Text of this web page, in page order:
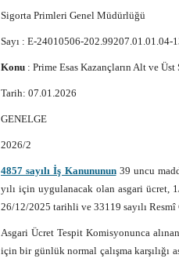
Sigorta Primleri Genel Müdürlüğü
Sayı : E-24010506-202.99207.01.01.04-
Konu : Prime Esas Kazançların Alt ve Üst
Tarih: 07.01.2026
GENELGE
2026/2
4857 sayılı İş Kanununun39 uncu
yılı için uygulanacak olan asgari ücret,
26/12/2025 tarihli ve 33119 sayılı Resmî
Asgari Ücret Tespit Komisyonunca
için bir günlük normal çalışma